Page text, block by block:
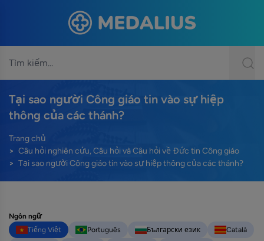
Tại sao người Công giáo tin vào sự hiệp
thông của các thánh?
Trang chủ
Câu hỏi nghiên cứu, Câu hỏi và Câu hỏi về Đức tin Công giáo
Tại sao người Công giáo tin vào sự hiệp thông của các thánh?
Ngôn ngữ
Tiếng Việt
Português Български език
Català